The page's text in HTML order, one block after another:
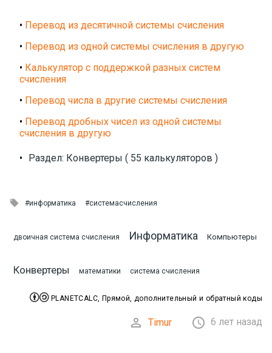
• Перевод из десятичной системы счисления
• Перевод из одной системы счисления в другую
• Калькулятор с поддержкой разных систем
счисления
• Перевод числа в другие системы счисления
• Перевод дробных чисел из одной системы
счисления в другую
• Раздел: Конвертеры ( 55 калькуляторов )
 #информатика #системасчисления
двоичная система счисления Информатика Компьютеры
Конвертеры математики система счисления
PLANETCALC, Прямой, дополнительный и обратный коды
 Timur  6 лет назад